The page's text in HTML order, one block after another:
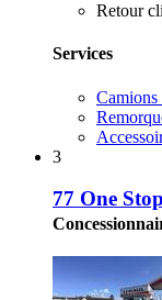
Retour
Services
Camions
3
77 One Stop